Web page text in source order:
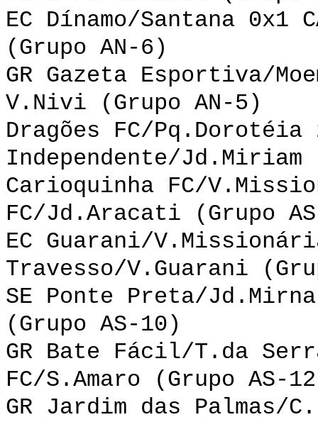
EC Dínamo/Santana 0x1
(Grupo AN-6)
GR Gazeta Esportiva/
V.Nivi (Grupo AN-5)
Dragões FC/Pq.Dorotéia
Independente/Jd.Miriam
Carioquinha FC/
FC/Jd.Aracati (Grupo
EC Guarani/
Travesso/V.Guarani
SE Ponte Preta/
(Grupo AS-10)
GR Bate Fácil/T.da
FC/S.Amaro (Grupo AS-
GR Jardim das Palmas/